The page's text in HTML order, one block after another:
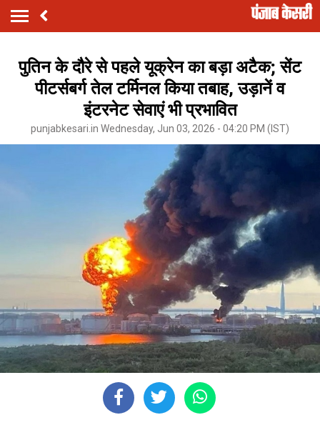
पुतिन के दौरे से पहले यूक्रेन का बड़ा अटैक; सेंट
पीटर्सबर्ग तेल टर्मिनल किया तबाह, उड़ानें व
इंटरनेट सेवाएं भी प्रभावित
punjabkesari.in Wednesday, Jun 03, 2026 - 04:20 PM (IST)